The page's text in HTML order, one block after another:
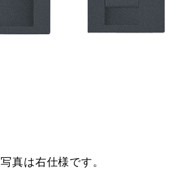
写真は右仕様です。